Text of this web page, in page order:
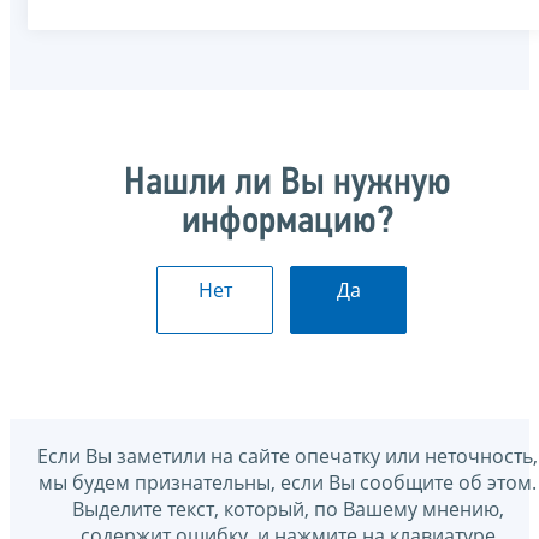
Нашли ли Вы нужную
информацию?
Нет Да
Если Вы заметили на сайте опечатку или неточность,
мы будем признательны, если Вы сообщите об этом.
Выделите текст, который, по Вашему мнению,